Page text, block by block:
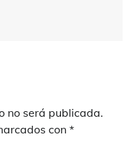
no será publicada.
con *